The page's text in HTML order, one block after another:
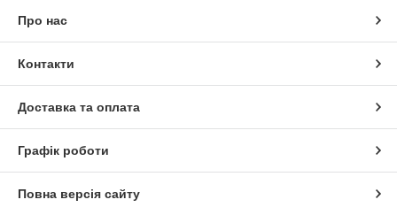
Про нас
Контакти
Доставка та оплата
Графік роботи
Повна версія сайту